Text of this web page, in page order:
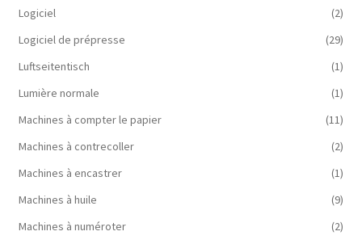
Logiciel
(2)
Logiciel de prépresse
(29)
Luftseitentisch
(1)
Lumière normale
(1)
Machines à compter le papier
(11)
Machines à contrecoller
(2)
Machines à encastrer
(1)
Machines à huile
(9)
Machines à numéroter
(2)